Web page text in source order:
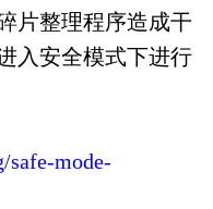
片整理程序造成干
入安全模式下进行
mode-